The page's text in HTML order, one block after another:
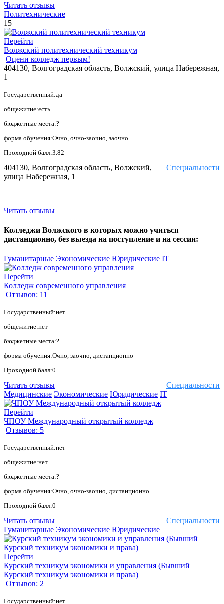
Читать отзывы
Политехнические
15
Перейти
Волжский политехнический техникум
Оцени колледж первым!
404130, Волгоградская область, Волжский, улица Набережная,
1
Государственный:да
общежитие:есть
бюджетные места:?
форма обучения:Очно, очно-заочно, заочно
Проходной балл:3.82
Специальности
404130, Волгоградская область, Волжский,
улица Набережная, 1
Читать отзывы
Колледжи Волжского в которых можно учиться
дистанционно, без выезда на поступление и на сессии:
Гуманитарные Экономические Юридические IT
Перейти
Колледж современного управления
Отзывов: 11
Государственный:нет
общежитие:нет
бюджетные места:?
форма обучения:Очно, заочно, дистанционно
Проходной балл:0
Специальности
Читать отзывы
Медицинские Экономические Юридические IT
Перейти
ЧПОУ Международный открытый колледж
Отзывов: 5
Государственный:нет
общежитие:нет
бюджетные места:?
форма обучения:Очно, очно-заочно, дистанционно
Проходной балл:0
Специальности
Читать отзывы
Гуманитарные Экономические Юридические
Перейти
Курский техникум экономики и управления (Бывший
Курский техникум экономики и права)
Отзывов: 2
Государственный:нет